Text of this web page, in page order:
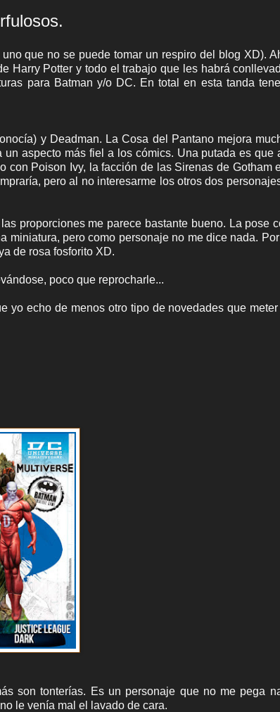
que no se puede tomar un respiro del blog XD).
Harry Potter y todo el trabajo que les habrá
para Batman y/o DC. En total en esta tanda
y Deadman. La Cosa del Pantano mejora
aspecto más fiel a los cómics. Una putada es que
Poison Ivy, la facción de las Sirenas de Gotham
pero al no interesarme los otros dos
proporciones me parece bastante bueno. La pose
miniatura, pero como personaje no me dice nada.
de rosa fosforito XD.
poco que reprocharle...
yo echo de menos otro tipo de novedades que
son tonterías. Es un personaje que no me pega
le venía mal el lavado de cara.